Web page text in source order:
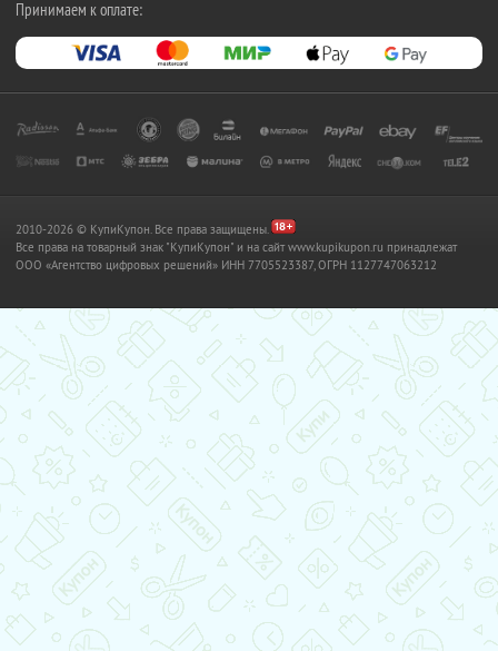
Принимаем к оплате:
2010-2026 © КупиКупон. Все права защищены.
Все права на товарный знак "КупиКупон" и на сайт www.kupikupon.ru принадлежат
OOO «Агентство цифровых решений» ИНН 7705523387, ОГРН 1127747063212